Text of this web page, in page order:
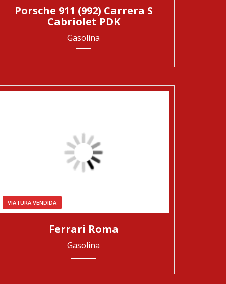
2021 Automática
Porsche 911 (992) Carrera S
Cabriolet PDK
Gasolina
VIATURA VENDIDA
2021 Automática
Ferrari Roma
Gasolina